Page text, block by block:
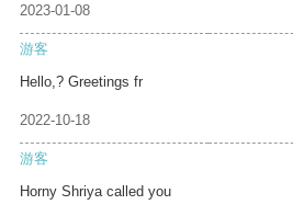
2023-01-08
游客
Hello,? Greetings fr
2022-10-18
游客
Horny Shriya called you